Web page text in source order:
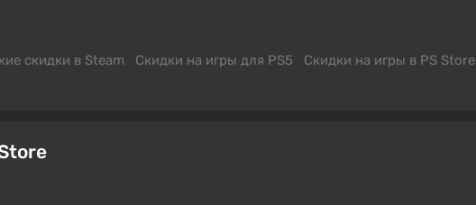
скидки в Steam Скидки на игры для PS5
Скидки на игры в PS Store